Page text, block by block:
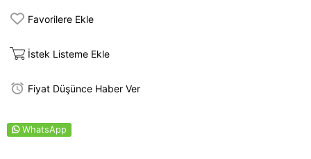
Favorilere Ekle
İstek Listeme Ekle
Fiyat Düşünce Haber Ver
WhatsApp